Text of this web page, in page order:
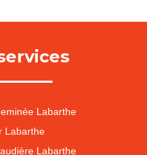
Labarthe
Labarthe
Labarthe